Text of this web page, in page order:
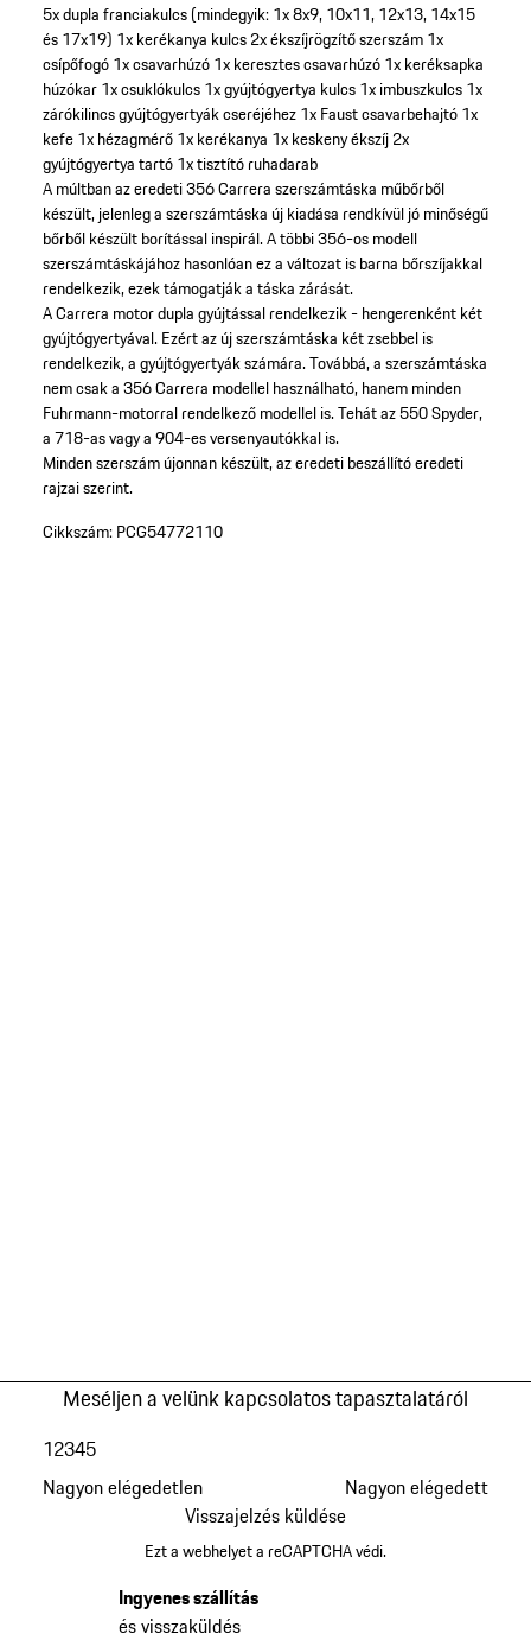
5x dupla franciakulcs (mindegyik: 1x 8x9, 10x11, 12x13, 14x15
és 17x19) 1x kerékanya kulcs 2x ékszíjrögzítő szerszám 1x
csípőfogó 1x csavarhúzó 1x keresztes csavarhúzó 1x keréksapka
húzókar 1x csuklókulcs 1x gyújtógyertya kulcs 1x imbuszkulcs 1x
zárókilincs gyújtógyertyák cseréjéhez 1x Faust csavarbehajtó 1x
kefe 1x hézagmérő 1x kerékanya 1x keskeny ékszíj 2x
gyújtógyertya tartó 1x tisztító ruhadarab
A múltban az eredeti 356 Carrera szerszámtáska műbőrből
készült, jelenleg a szerszámtáska új kiadása rendkívül jó minőségű
bőrből készült borítással inspirál. A többi 356-os modell
szerszámtáskájához hasonlóan ez a változat is barna bőrszíjakkal
rendelkezik, ezek támogatják a táska zárását.
A Carrera motor dupla gyújtással rendelkezik - hengerenként két
gyújtógyertyával. Ezért az új szerszámtáska két zsebbel is
rendelkezik, a gyújtógyertyák számára. Továbbá, a szerszámtáska
nem csak a 356 Carrera modellel használható, hanem minden
Fuhrmann-motorral rendelkező modellel is. Tehát az 550 Spyder,
a 718-as vagy a 904-es versenyautókkal is.
Minden szerszám újonnan készült, az eredeti beszállító eredeti
rajzai szerint.
Cikkszám: PCG54772110
Meséljen a velünk kapcsolatos tapasztalatáról
Nagyon elégedetlen
12345
Nagyon elégedett
Visszajelzés küldése
Ezt a webhelyet a reCAPTCHA védi.
Ingyenes szállítás
és visszaküldés